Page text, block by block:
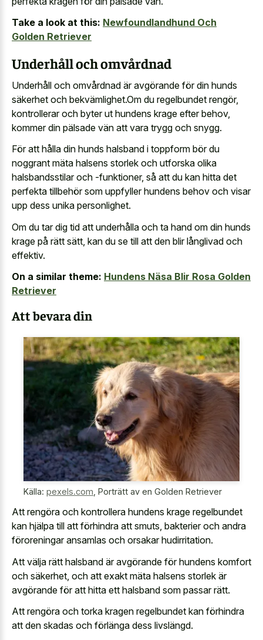
Take a look at this: Newfoundlandhund Och
Golden Retriever
Underhåll och omvårdnad
Underhåll och omvårdnad är avgörande för din hunds
säkerhet och bekvämlighet.Om du regelbundet rengör,
kontrollerar och byter ut hundens krage efter behov,
kommer din pälsade vän att vara trygg och snygg.
För att hålla din hunds halsband i toppform bör du
noggrant mäta halsens storlek och utforska olika
halsbandsstilar och -funktioner, så att du kan hitta det
perfekta tillbehör som uppfyller hundens behov och visar
upp dess unika personlighet.
Om du tar dig tid att underhålla och ta hand om din hunds
krage på rätt sätt, kan du se till att den blir långlivad och
effektiv.
On a similar theme: Hundens Näsa Blir Rosa Golden
Retriever
Att bevara din
Källa: pexels.com Porträtt av en Golden Retriever
Att rengöra och kontrollera hundens krage regelbundet
kan hjälpa till att förhindra att smuts, bakterier och andra
föroreningar ansamlas och orsakar hudirritation.
Att välja rätt halsband är avgörande för hundens komfort
och säkerhet, och att exakt mäta halsens storlek är
avgörande för att hitta ett halsband som passar rätt.
Att rengöra och torka kragen regelbundet kan förhindra
att den skadas och förlänga dess livslängd.